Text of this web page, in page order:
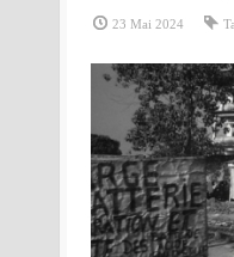
23 Mai 2024